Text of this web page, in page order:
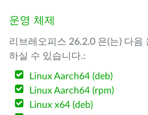
운영 체제
리브레오피스 26.2.0 은(는) 다
하실 수 있습니다.:
Linux Aarch64 (deb)
Linux Aarch64 (rpm)
Linux x64 (deb)